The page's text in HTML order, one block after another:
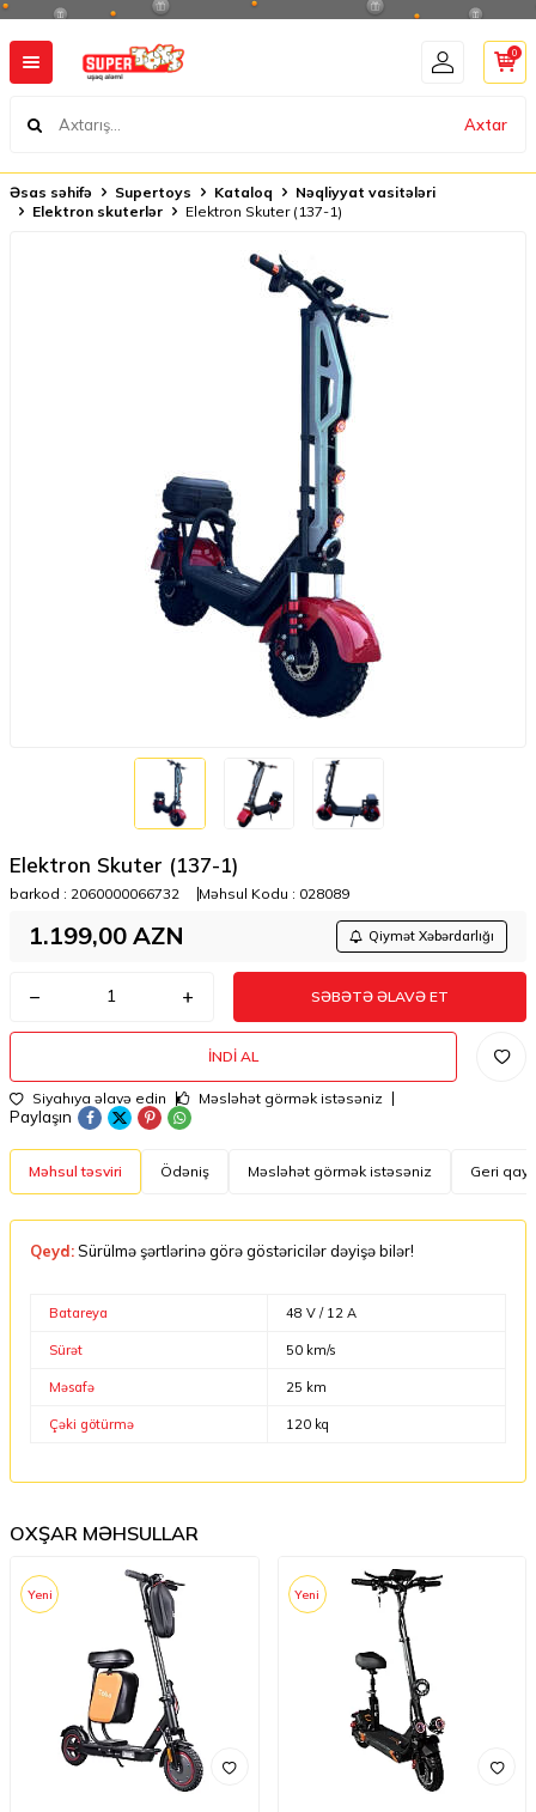
Axtar
0
Əsas səhifə Supertoys Kataloq
Nəqliyyat vasitələri
Elektron skuterlər
Elektron Skuter (137-1)
Elektron Skuter (137-1)
barkod : 2060000066732 Məhsul Kodu : 028089
1.199,00 AZN Qiymət Xəbərdarlığı
SƏBƏTƏ ƏLAVƏ ET
İNDI AL
Siyahıya əlavə edin Məsləhət görmək istəsəniz
Paylaşın
Məhsul təsviri Ödəniş Məsləhət görmək istəsəniz Geri
Qeyd:Sürülmə şərtlərinə görə göstəricilər dəyişə bilər!
Batareya 48 V / 12 A
Sürət 50 km/s
Məsafə 25 km
Çəki götürmə 120 kq
OXŞAR MƏHSULLAR
Yeni Yeni